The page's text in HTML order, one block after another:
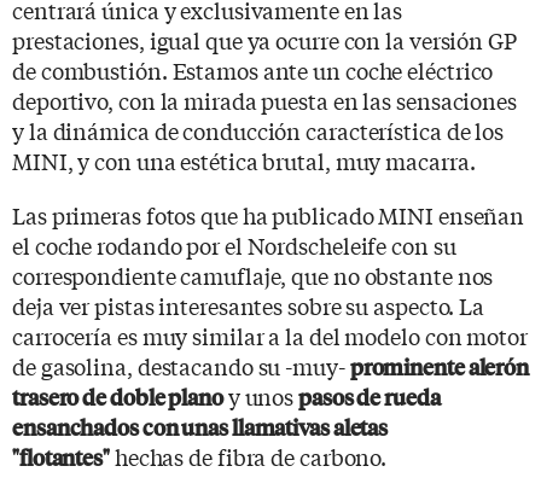
centrará única y exclusivamente en las
prestaciones, igual que ya ocurre con la versión GP
de combustión. Estamos ante un coche eléctrico
deportivo, con la mirada puesta en las sensaciones
y la dinámica de conducción característica de los
MINI, y con una estética brutal, muy macarra.
Las primeras fotos que ha publicado MINI enseñan
el coche rodando por el Nordscheleife con su
correspondiente camuflaje, que no obstante nos
deja ver pistas interesantes sobre su aspecto. La
carrocería es muy similar a la del modelo con motor
de gasolina, destacando su -muy-prominente alerón
trasero de doble planoy unospasos de rueda
ensanchados con unas llamativas aletas
"flotantes"hechas de fibra de carbono.